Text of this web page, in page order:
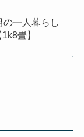
一人暮らし
畳】